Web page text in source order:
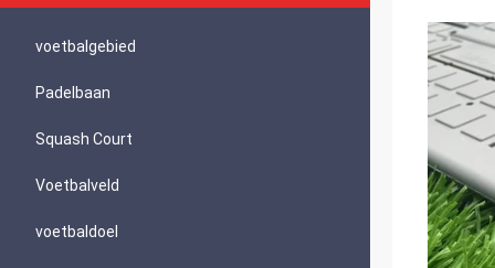
voetbalgebied
Padelbaan
Squash Court
Voetbalveld
voetbaldoel